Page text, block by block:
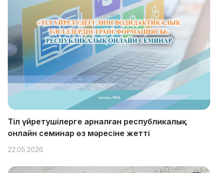
Тіл үйретушілерге арналған республикалық
онлайн семинар өз мәресіне жетті
22.05.2026